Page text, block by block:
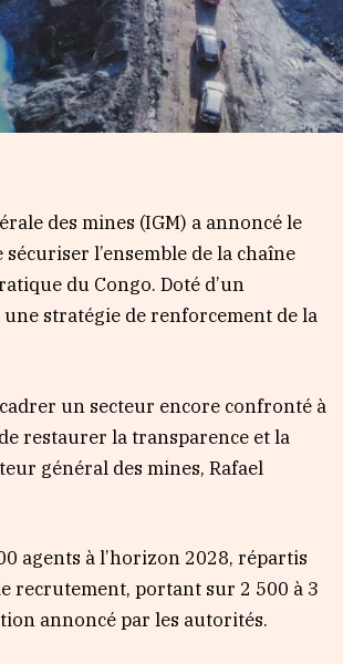
des mines (IGM) a annoncé le
l’ensemble de la chaîne
du Congo. Doté d’un
stratégie de renforcement de la
un secteur encore confronté à
restaurer la transparence et la
général des mines, Rafael
agents à l’horizon 2028, répartis
recrutement, portant sur 2 500 à 3
annoncé par les autorités.